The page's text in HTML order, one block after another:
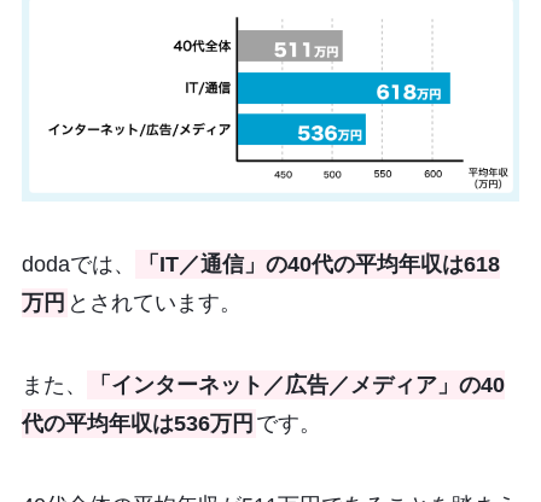
dodaでは、
「IT／通信」の40代の平均年収は618
万円 とされています。
また、
「インターネット／広告／メディア」の40
代の平均年収は536万円 です。